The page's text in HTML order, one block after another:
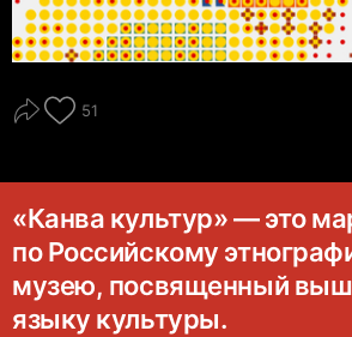
51
«Канва культур» — это
по Российскому
музею, посвященный
языку культуры.